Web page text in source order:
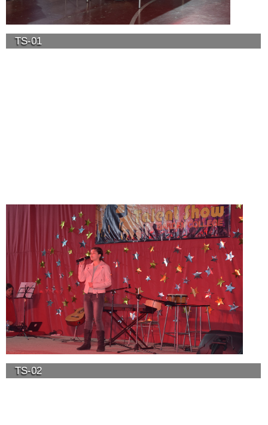
TS-01
TS-02